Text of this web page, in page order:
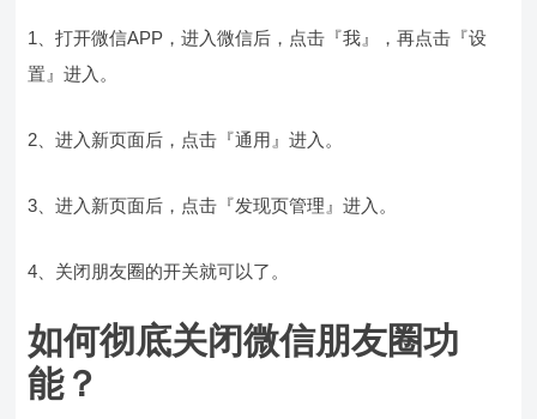
1、打开微信APP，进入微信后，点击『我』，再点击『设
置』进入。
2、进入新页面后，点击『通用』进入。
3、进入新页面后，点击『发现页管理』进入。
4、关闭朋友圈的开关就可以了。
如何彻底关闭微信朋友圈功
能？